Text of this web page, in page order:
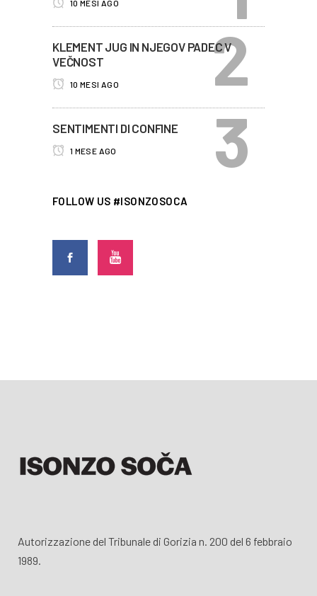
10 MESI AGO
KLEMENT JUG IN NJEGOV PADEC V
VEČNOST
10 MESI AGO
SENTIMENTI DI CONFINE
1 MESE AGO
FOLLOW US #ISONZOSOCA
Autorizzazione del Tribunale di Gorizia n. 200 del 6 febbraio
1989.